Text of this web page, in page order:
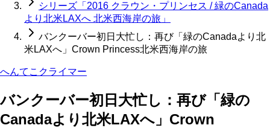
シリーズ「2016 クラウン・プリンセス / 緑のCanada
より北米LAXへ 北米西海岸の旅」
バンクーバー初日大忙し：再び「緑のCanadaより北
米LAXへ」Crown Princess北米西海岸の旅
へんてこクライマー
バンクーバー初日大忙し：再び「緑の
Canadaより北米LAXへ」Crown